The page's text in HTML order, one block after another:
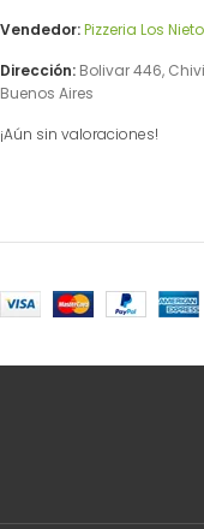
Vendedor:Pizzeria Los
Dirección: Bolivar 446,
Buenos Aires
¡Aún sin valoraciones!